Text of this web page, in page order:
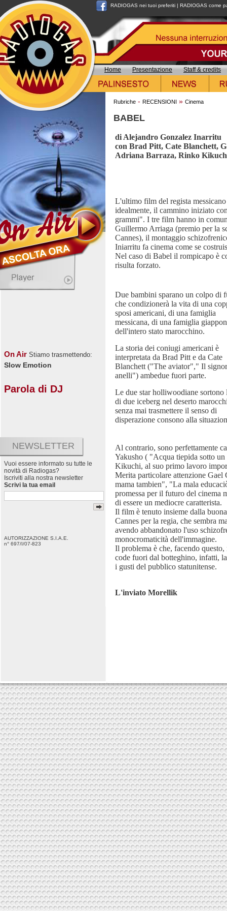
RADIOGAS nei tuoi preferiti | RADIOGAS come
Home Presentazione Staff & credits
On Air Stiamo trasmettendo:
Slow Emotion
Parola di DJ
NEWSLETTER
Vuoi essere informato su tutte le
novità di Radiogas?
Iscriviti alla nostra newsletter
Scrivi la tua email
AUTORIZZAZIONE S.I.A.E.
n° 697/I/07-823
Rubriche - RECENSIONI » Cinema
BABEL
di Alejandro Gonzalez Inarritu
con Brad Pitt, Cate Blanchett,
Adriana Barraza, Rinko
L'ultimo film del regista
idealmente, il cammino iniziato
grammi". I tre film hanno in
Guillermo Arriaga (premio per la
Cannes), il montaggio
Iniarritu fa cinema come se
Nel caso di Babel il rompicapo è
risulta forzato.
Due bambini sparano un colpo di
che condizionerà la vita di una
sposi americani, di una famiglia
messicana, di una famiglia
dell'intero stato marocchino.
La storia dei coniugi americani è
interpretata da Brad Pitt e da Cate
Blanchett ("The aviator"," Il
anelli") ambedue fuori parte.
Le due star holliwoodiane sortono
di due iceberg nel deserto
senza mai trasmettere il senso di
disperazione consono alla
Al contrario, sono perfettamente
Yakusho ( "Acqua tiepida sotto
Kikuchi, al suo primo lavoro
Merita particolare attenzione
mama tambien", "La mala
promessa per il futuro del cinema
di essere un mediocre caratterista.
Il film è tenuto insieme dalla
Cannes per la regia, che sembra
avendo abbandonato l'uso
monocromaticità dell'immagine.
Il problema è che, facendo
code fuori dal botteghino, infatti,
i gusti del pubblico statunitense.
L'inviato Morellik